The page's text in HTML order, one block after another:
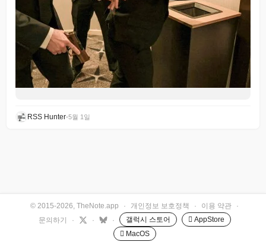
RSS Hunter•5월 1일
© 2015-2026, TheNote.app · 개인정보 보호정책 · 이용 약관
·
문의하기
· · · 갤럭시 스토어
 AppStore
 MacOS